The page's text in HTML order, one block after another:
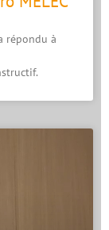
répondu à